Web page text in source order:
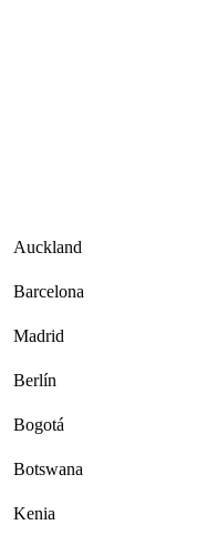
Auckland
Barcelona
Madrid
Berlín
Bogotá
Botswana
Kenia